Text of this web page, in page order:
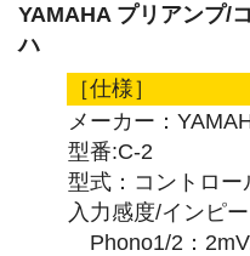
YAMAHA プリアンプ/
ハ
［仕様］
メーカー：
型番:C-2
型式：コントロー
入力感度/インピー
Phono1/2：